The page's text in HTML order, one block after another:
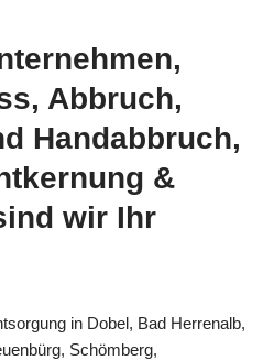
Abbruch,
Handabbruch,
&
wir Ihr
in Dobel, Bad Herrenalb,
Schömberg,